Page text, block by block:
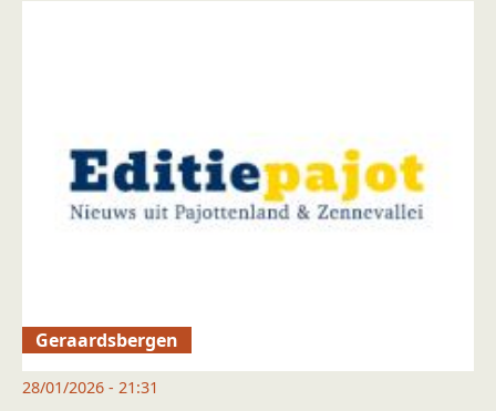
Geraardsbergen
28/01/2026 - 21:31